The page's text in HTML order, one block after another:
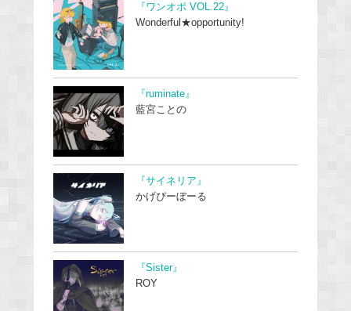
『ワンオポ VOL.22』
Wonderful★opportunity!
『ruminate』
藍宮ことの
『サイネリア』
かげぴーぼーる
『Sister』
ROY